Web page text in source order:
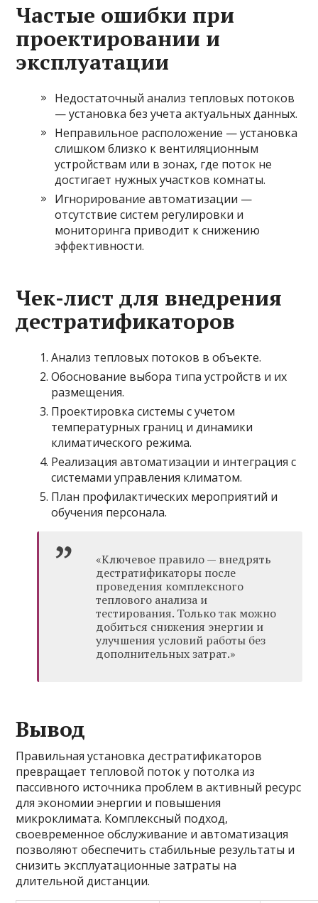
Частые ошибки при
проектировании и
эксплуатации
Недостаточный анализ тепловых потоков
— установка без учета актуальных данных.
Неправильное расположение — установка
слишком близко к вентиляционным
устройствам или в зонах, где поток не
достигает нужных участков комнаты.
Игнорирование автоматизации —
отсутствие систем регулировки и
мониторинга приводит к снижению
эффективности.
Чек-лист для внедрения
дестратификаторов
Анализ тепловых потоков в объекте.
Обоснование выбора типа устройств и их
размещения.
Проектировка системы с учетом
температурных границ и динамики
климатического режима.
Реализация автоматизации и интеграция с
системами управления климатом.
План профилактических мероприятий и
обучения персонала.
«Ключевое правило — внедрять
дестратификаторы после
проведения комплексного
теплового анализа и
тестирования. Только так можно
добиться снижения энергии и
улучшения условий работы без
дополнительных затрат.»
Вывод
Правильная установка дестратификаторов
превращает тепловой поток у потолка из
пассивного источника проблем в активный ресурс
для экономии энергии и повышения
микроклимата. Комплексный подход,
своевременное обслуживание и автоматизация
позволяют обеспечить стабильные результаты и
снизить эксплуатационные затраты на
длительной дистанции.